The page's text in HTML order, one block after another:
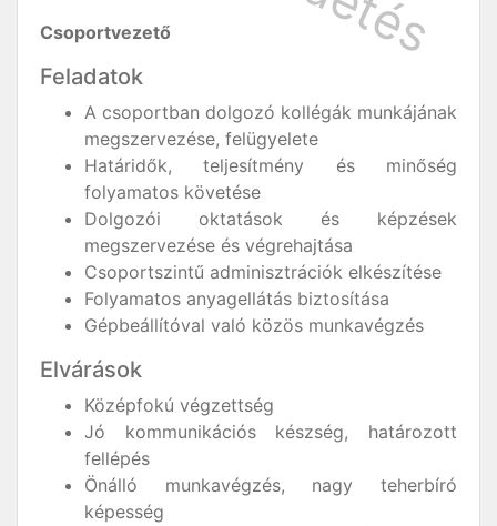
Csoportvezető
Feladatok
A csoportban dolgozó kollégák munkájának
megszervezése, felügyelete
Határidők, teljesítmény és minőség
folyamatos követése
Dolgozói oktatások és képzések
megszervezése és végrehajtása
Csoportszintű adminisztrációk elkészítése
Folyamatos anyagellátás biztosítása
Gépbeállítóval való közös munkavégzés
Elvárások
Középfokú végzettség
Jó kommunikációs készség, határozott
fellépés
Önálló munkavégzés, nagy teherbíró
képesség